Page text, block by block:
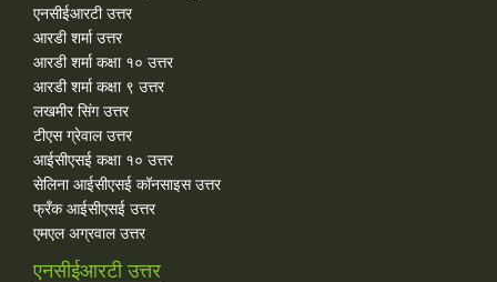
एनसीईआरटी उत्तर
आरडी शर्मा उत्तर
आरडी शर्मा कक्षा १० उत्तर
आरडी शर्मा कक्षा ९ उत्तर
लखमीर सिंग उत्तर
टीएस ग्रेवाल उत्तर
आईसीएसई कक्षा १० उत्तर
सेलिना आईसीएसई कॉनसाइस उत्तर
फ्रँक आईसीएसई उत्तर
एमएल अग्रवाल उत्तर
एनसीईआरटी उत्तर